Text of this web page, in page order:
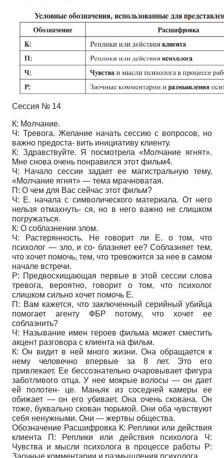
Сессия № 14
К: Молчание.
Ч: Тревога. Желание начать сессию с вопросов, но
важно предоста- вить инициативу клиенту.
К: Здравствуйте. Я посмотрела «Молчание ягнят».
Мне снова очень понравился этот фильм4.
Ч: Начало сессии задает ее магистральную тему.
«Молчание ягнят» — тема мрачноватая.
П: О чем для Вас сейчас этот фильм?
Ч: Е. начала с символического материала. От него
нельзя отмахнуть- ся, но в него важно не слишком
погружаться.
К: О соблазнении злом.
Ч: Растерянность. Не говорит ли Е. о том, что
психолог — зло, и со- блазняет ее? Соблазняет тем,
что хочет помочь, тем, что тревожится за нее в самом
начале встречи.
Р: Предвосхищающая первые в этой сессии слова
тревога, вероятно, говорит о том, что психолог
слишком сильно хочет помочь Е.
П: Вам кажется, что заключенный серийный убийца
помогает агенту ФБР потому, что хочет ее
соблазнить?
Ч: Называние имен героев фильма может сместить
акцент разговора с клиента на фильм.
К: Он видит в ней много жизни. Она обращается к
нему человечно впервые за 8 лет. Это его
привлекает. Ее бессознательно очаровывает фигура
заботливого отца. У нее мокрые волосы — он дает
ей полотен- це. Маньяк из соседней камеры ее
обижает — он его убивает. Она очень скована. Он
тоже, буквально скован тюрьмой. Они оба чувствуют
себя ненужными. Они — жертвы общества.
Обозначение Расшифровка К: Реплики или действия
клиента П: Реплики или действия психолога Ч:
Чувства и мысли психолога в процессе работы Р:
Заочные комментарии и размышления психолога